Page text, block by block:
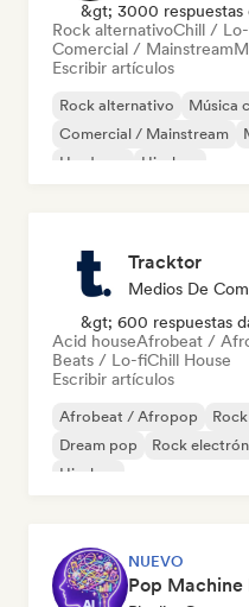
&gt; 3000 respuestas
Rock alternativoChill /
Comercial / Mainstream
Escribir artículos
Rock alternativo
Música
Comercial / Mainstream
Hardcore
Hip-hop
Tracktor
Medios De
&gt; 600 respuestas
Acid houseAfrobeat /
Beats / Lo-fiChill House
Escribir artículos
Afrobeat / Afropop
Dream pop
Rock
Hip-hop
NUEVO